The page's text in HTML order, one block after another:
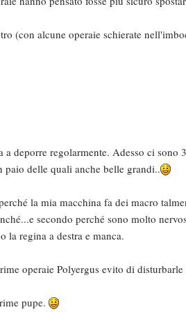
(con alcune operaie schierate
deporre regolarmente. Adesso ci
delle quali anche belle grandi..
la mia macchina fa dei macro
secondo perché sono molto
la regina a destra e manca.
operaie Polyergus evito di
pupe.